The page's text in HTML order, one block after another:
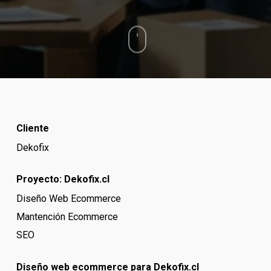
Cliente
Dekofix
Proyecto: Dekofix.cl
Diseño Web Ecommerce
Mantención Ecommerce
SEO
Diseño web ecommerce para Dekofix.cl